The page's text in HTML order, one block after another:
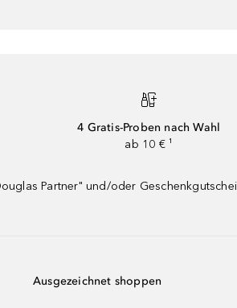
4 Gratis-Proben nach Wahl
ab 10 € ¹
Partner" und/oder
Ausgezeichnet shoppen